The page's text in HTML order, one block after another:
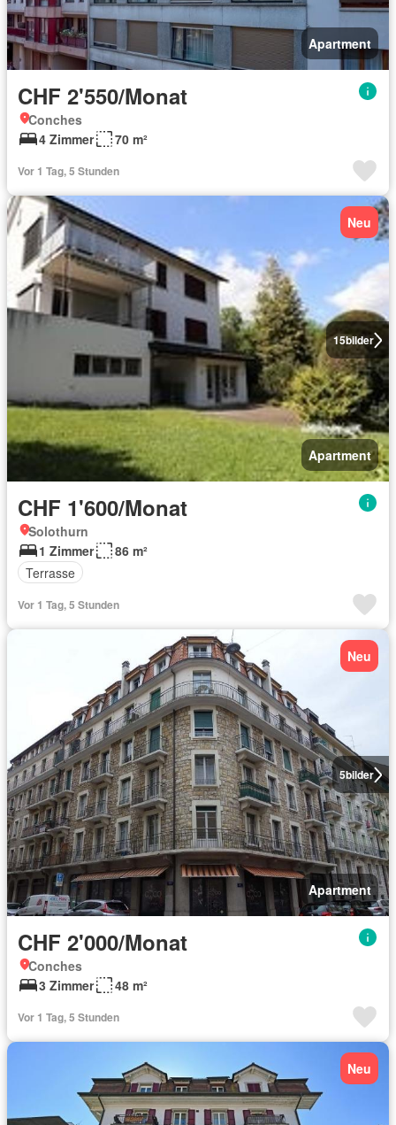
Apartment
CHF 2'550/Monat
Conches
4 Zimmer
70 m²
Vor 1 Tag, 5 Stunden
15bilder
Neu
Apartment
CHF 1'600/Monat
Solothurn
1 Zimmer
86 m²
Terrasse
Vor 1 Tag, 5 Stunden
5bilder
Neu
Apartment
CHF 2'000/Monat
Conches
3 Zimmer
48 m²
Vor 1 Tag, 5 Stunden
Neu